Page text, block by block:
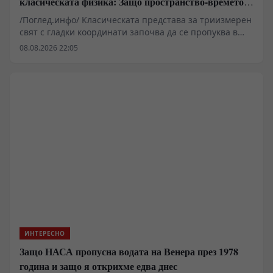
се свива до две измерения
/Поглед.инфо/ Класическата представа за триизмерен
свят с гладки координати започва да се пропуква в
момента, в който измервателните уреди слязат под
08.08.2026 22:05
ИНТЕРЕСНО
Защо НАСА пропусна водата на Венера през 1978
година и защо я открихме едва днес